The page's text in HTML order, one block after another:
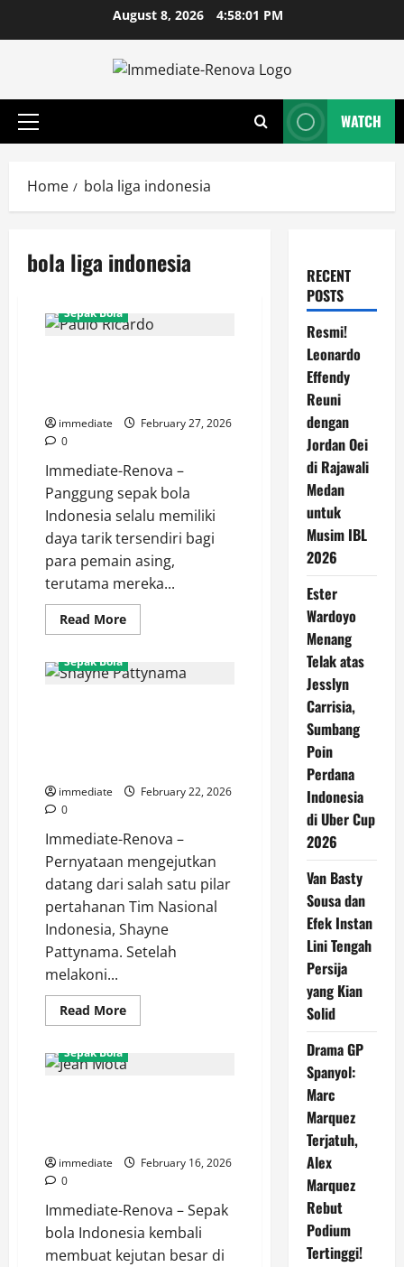
August 8, 2026 4:58:01 PM
Primary
WATCH
Home bola liga indonesia
bola liga indonesia
Sepak Bola
immediate
February 27, 2026
0
Immediate-Renova –
Panggung sepak bola
Indonesia selalu memiliki
daya tarik tersendiri bagi
para pemain asing,
terutama mereka...
Read MoreRead
more
Ricardo
Kaget!
Menyenangkan
Sepak Bola
immediate
February 22, 2026
0
Immediate-Renova –
Pernyataan mengejutkan
datang dari salah satu pilar
pertahanan Tim Nasional
Indonesia, Shayne
Pattynama. Setelah
melakoni...
Read MoreRead
more
Pattynama
Blak-
Kualitas
Rumputnya
Sepak Bola
immediate
February 16, 2026
0
Immediate-Renova – Sepak
bola Indonesia kembali
membuat kejutan besar di
RECENT
POSTS
Resmi!
Leonardo
Effendy
Reuni
dengan
Jordan Oei
di Rajawali
Medan
untuk
Musim IBL
2026
Ester
Wardoyo
Menang
Telak atas
Jesslyn
Carrisia,
Sumbang
Poin
Perdana
Indonesia
di Uber Cup
2026
Van Basty
Sousa dan
Efek Instan
Lini Tengah
Persija
yang Kian
Solid
Drama GP
Spanyol:
Marc
Marquez
Terjatuh,
Alex
Marquez
Rebut
Podium
Tertinggi!